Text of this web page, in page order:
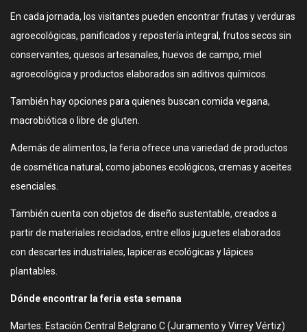
En cada jornada, los visitantes pueden encontrar frutas y verduras
agroecológicas, panificados y repostería integral, frutos secos sin
conservantes, quesos artesanales, huevos de campo, miel
agroecológica y productos elaborados sin aditivos químicos.
También hay opciones para quienes buscan comida vegana,
macrobiótica o libre de gluten.
Además de alimentos, la feria ofrece una variedad de productos
de cosmética natural, como jabones ecológicos, cremas y aceites
esenciales.
También cuenta con objetos de diseño sustentable, creados a
partir de materiales reciclados, entre ellos juguetes elaborados
con descartes industriales, lapiceras ecológicas y lápices
plantables.
Dónde encontrar la feria esta semana
Martes: Estación Central Belgrano C (Juramento y Virrey Vértiz)